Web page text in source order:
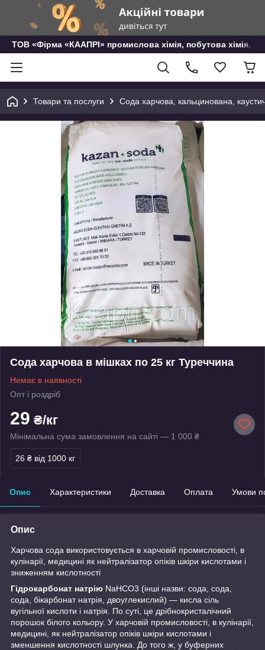
ТОВ «Фірма «КААПРІ» промислова хімія, побутова хімія,
Товари та послуги Сода харчова, кальцинована,
Сода харчова в мішках по 25 кг Туреччина
Немає в наявності
Опт і роздріб
29 ₴/кг
Мінімальна сума замовлення на сайті — 1 000 ₴
26 ₴ від 1000 кг
Опис Характеристики Доставка Оплата Умови
Опис
Харчова сода використовується в харчовій промисловості, в
кулінарії, медицині як нейтралізатор опіків шкіри кислотами і
зниженням кислотності
Гідрокарбонат натрію NaHCO3 (інші назви: сода, сода,
сода, бікарбонат натрія, двоуглекислий) — кисла сіль
вугільної кислоти і натрія. По суті, це дрібнокристалічний
порошок білого кольору. У харчовій промисловості, в кулінарії,
медицині, як нейтралізатор опіків шкіри кислотами і
зменшення кислотності шлунка. До того ж, у буферних